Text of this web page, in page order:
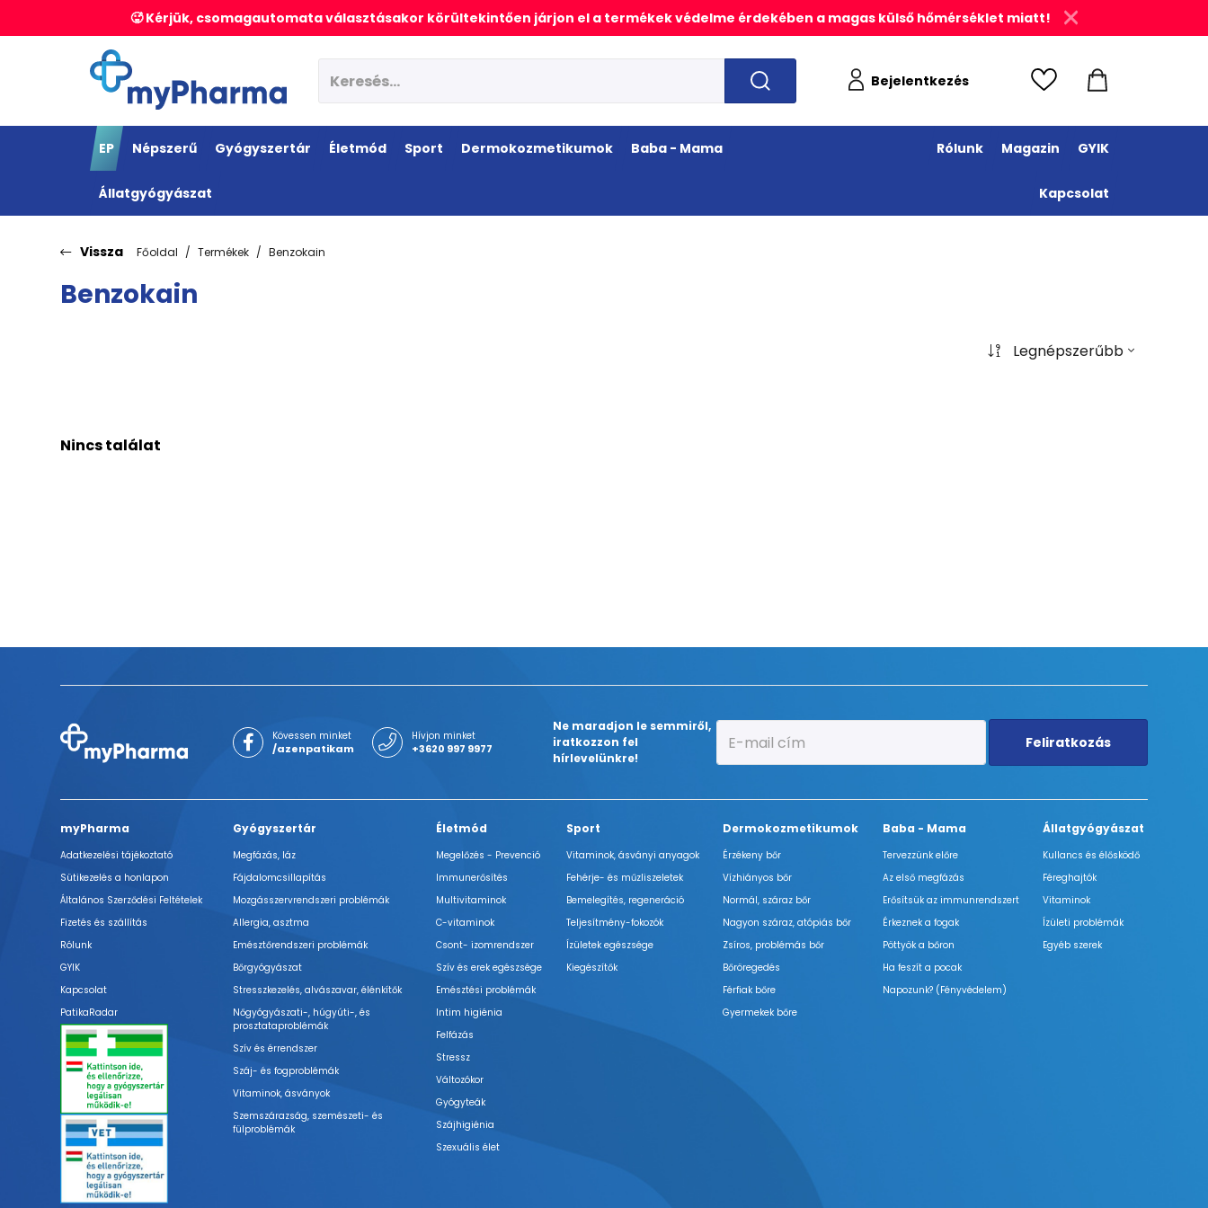
🥵 Kérjük, csomagautomata választásakor körültekintően járjon el a termékek védelme érdekében a magas külső hőmérséklet miatt!
Bejelentkezés
EP Népszerű Gyógyszertár Életmód Sport Dermokozmetikumok Baba - Mama
Állatgyógyászat
Rólunk Magazin GYIK
Kapcsolat
Vissza Főoldal Termékek Benzokain
Benzokain
Legnépszerűbb
Nincs találat
Kövessen minket
/azenpatikam
Hívjon minket
+3620 997 9977
Ne maradjon le semmiről,
iratkozzon fel
hírlevelünkre!
Feliratkozás
myPharma
Adatkezelési tájékoztató
Sütikezelés a honlapon
Általános Szerződési Feltételek
Fizetés és szállítás
Rólunk
GYIK
Kapcsolat
PatikaRadar
Gyógyszertár
Megfázás, láz
Fájdalomcsillapítás
Mozgásszervrendszeri problémák
Allergia, asztma
Emésztőrendszeri problémák
Bőrgyógyászat
Stresszkezelés, alvászavar, élénkítők
Nőgyógyászati-, húgyúti-, és
prosztataproblémák
Szív és érrendszer
Száj- és fogproblémák
Vitaminok, ásványok
Szemszárazság, szemészeti- és
fülproblémák
Életmód
Megelőzés - Prevenció
Immunerősítés
Multivitaminok
C-vitaminok
Csont- izomrendszer
Szív és erek egészsége
Emésztési problémák
Intim higiénia
Felfázás
Stressz
Változókor
Gyógyteák
Szájhigiénia
Szexuális élet
Sport
Vitaminok, ásványi anyagok
Fehérje- és műzliszeletek
Bemelegítés, regeneráció
Teljesítmény-fokozók
Ízületek egészsége
Kiegészítők
Dermokozmetikumok
Érzékeny bőr
Vízhiányos bőr
Normál, száraz bőr
Nagyon száraz, atópiás bőr
Zsíros, problémás bőr
Bőröregedés
Férfiak bőre
Gyermekek bőre
Baba - Mama
Tervezzünk előre
Az első megfázás
Erősítsük az immunrendszert
Érkeznek a fogak
Pöttyök a bőron
Ha feszít a pocak
Napozunk? (Fényvédelem)
Állatgyógyászat
Kullancs és élősködő
Féreghajtók
Vitaminok
Ízületi problémák
Egyéb szerek